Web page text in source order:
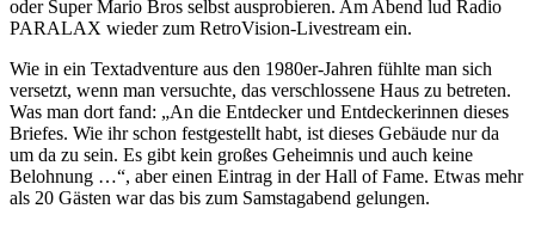
oder Super Mario Bros selbst ausprobieren. Am Abend lud Radio
PARALAX wieder zum RetroVision-Livestream ein.
Wie in ein Textadventure aus den 1980er-Jahren fühlte man sich
versetzt, wenn man versuchte, das verschlossene Haus zu betreten.
Was man dort fand: „An die Entdecker und Entdeckerinnen dieses
Briefes. Wie ihr schon festgestellt habt, ist dieses Gebäude nur da
um da zu sein. Es gibt kein großes Geheimnis und auch keine
Belohnung …“, aber einen Eintrag in der Hall of Fame. Etwas mehr
als 20 Gästen war das bis zum Samstagabend gelungen.